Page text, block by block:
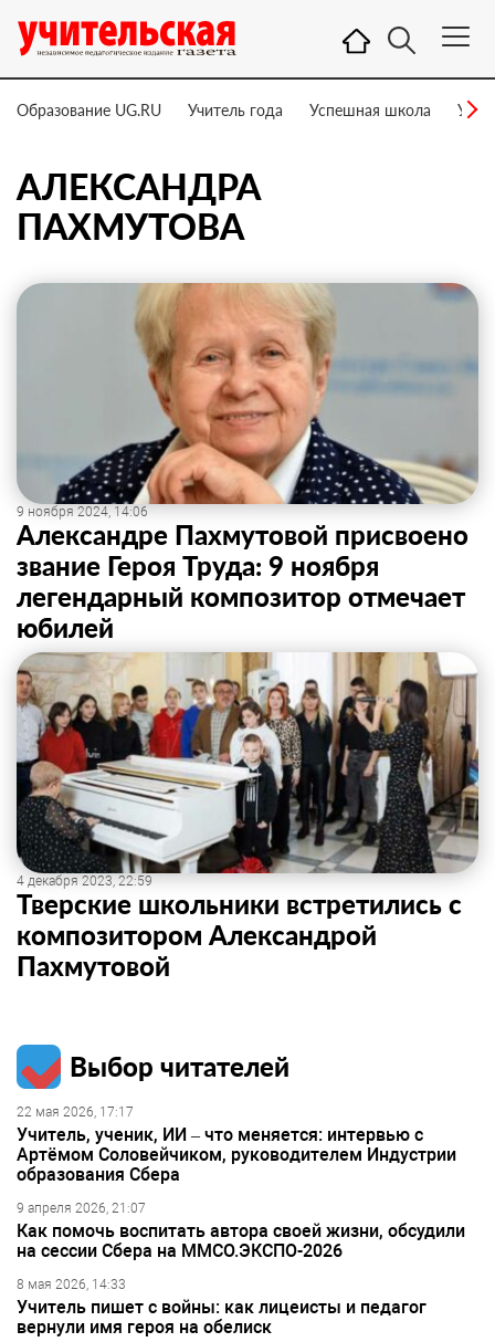
Образование UG.RU Учитель года Успешная школа
АЛЕКСАНДРА
ПАХМУТОВА
9 ноября 2024, 14:06
Александре Пахмутовой присвоено
звание Героя Труда: 9 ноября
легендарный композитор отмечает
юбилей
4 декабря 2023, 22:59
Тверские школьники встретились с
композитором Александрой
Пахмутовой
Выбор читателей
22 мая 2026, 17:17
Учитель, ученик, ИИ – что меняется: интервью с
Артёмом Соловейчиком, руководителем Индустрии
образования Сбера
9 апреля 2026, 21:07
Как помочь воспитать автора своей жизни, обсудили
на сессии Сбера на ММСО.ЭКСПО-2026
8 мая 2026, 14:33
Учитель пишет с войны: как лицеисты и педагог
вернули имя героя на обелиск